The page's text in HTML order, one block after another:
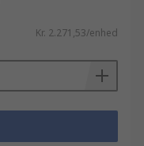
Kr. 2.271,53/enhed